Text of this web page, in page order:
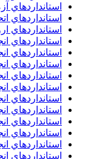
استانداردهاي
استانداردهاي
استانداردهاي
استانداردهاي
استانداردهاي
استانداردهاي
استانداردهاي
استانداردهاي
استانداردهاي
استانداردهاي
استانداردهاي
استانداردهاي
استانداردهاي